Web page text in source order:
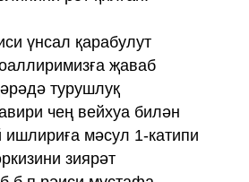
үнсал қарабулут
җаваб
турушлуқ
чең вейхуа билән
мәсул 1‏-катипи
зиярәт